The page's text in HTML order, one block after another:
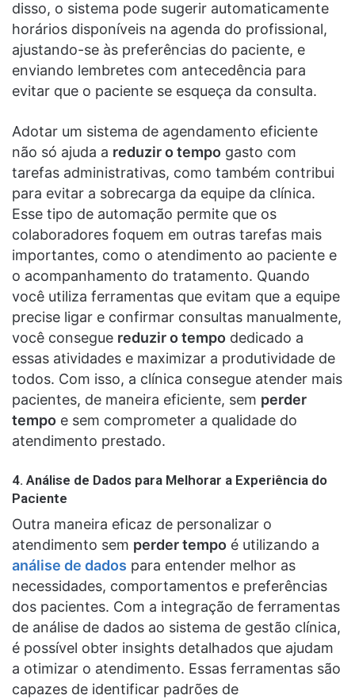
disso, o sistema pode sugerir automaticamente
horários disponíveis na agenda do profissional,
ajustando-se às preferências do paciente, e
enviando lembretes com antecedência para
evitar que o paciente se esqueça da consulta.
Adotar um sistema de agendamento eficiente
não só ajuda a reduzir o tempo gasto com
tarefas administrativas, como também contribui
para evitar a sobrecarga da equipe da clínica.
Esse tipo de automação permite que os
colaboradores foquem em outras tarefas mais
importantes, como o atendimento ao paciente e
o acompanhamento do tratamento. Quando
você utiliza ferramentas que evitam que a equipe
precise ligar e confirmar consultas manualmente,
você consegue reduzir o tempo dedicado a
essas atividades e maximizar a produtividade de
todos. Com isso, a clínica consegue atender mais
pacientes, de maneira eficiente, sem perder
tempo e sem comprometer a qualidade do
atendimento prestado.
4. Análise de Dados para Melhorar a Experiência do
Paciente
Outra maneira eficaz de personalizar o
atendimento sem perder tempo é utilizando a
análise de dados para entender melhor as
necessidades, comportamentos e preferências
dos pacientes. Com a integração de ferramentas
de análise de dados ao sistema de gestão clínica,
é possível obter insights detalhados que ajudam
a otimizar o atendimento. Essas ferramentas são
capazes de identificar padrões de